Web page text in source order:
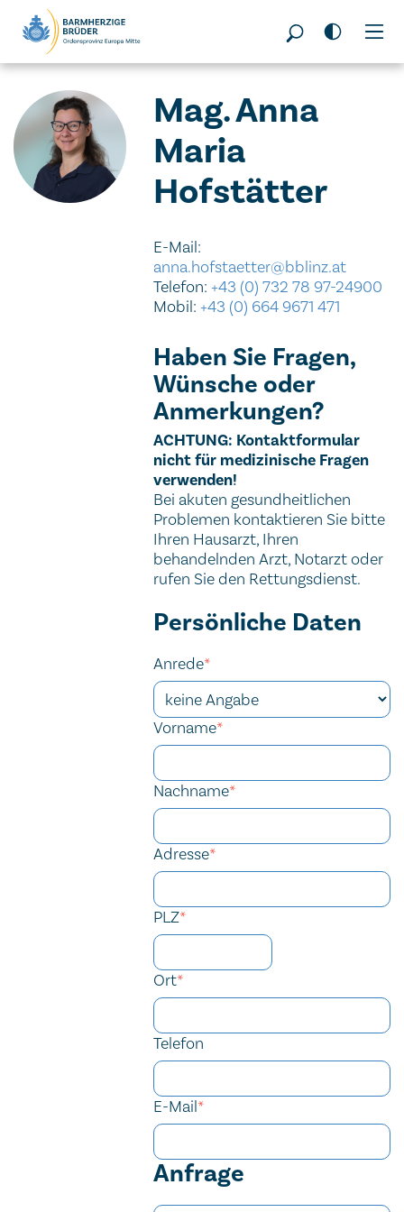
Seitenbereiche:
Mag. Anna
Maria
Hofstätter
E-Mail:
anna.hofstaetter@bblinz.at
Telefon:+43 (0) 732 78 97-24900
Mobil:+43 (0) 664 9671 471
Haben Sie Fragen,
Wünsche oder
Anmerkungen?
Wichtiger Hinweis
ACHTUNG: Kontaktformular
nicht für medizinische Fragen
verwenden!
Bei akuten gesundheitlichen
Problemen kontaktieren Sie bitte
Ihren Hausarzt, Ihren
behandelnden Arzt, Notarzt oder
rufen Sie den Rettungsdienst.
Tracking ID
Company website
URL
Session ID
Tracking ID
Website
Homepage
Kontaktformular
Persönliche Daten
Anrede*
Vorname*
Nachname*
Adresse*
PLZ*
Ort*
Telefon
E-Mail*
Anfrage